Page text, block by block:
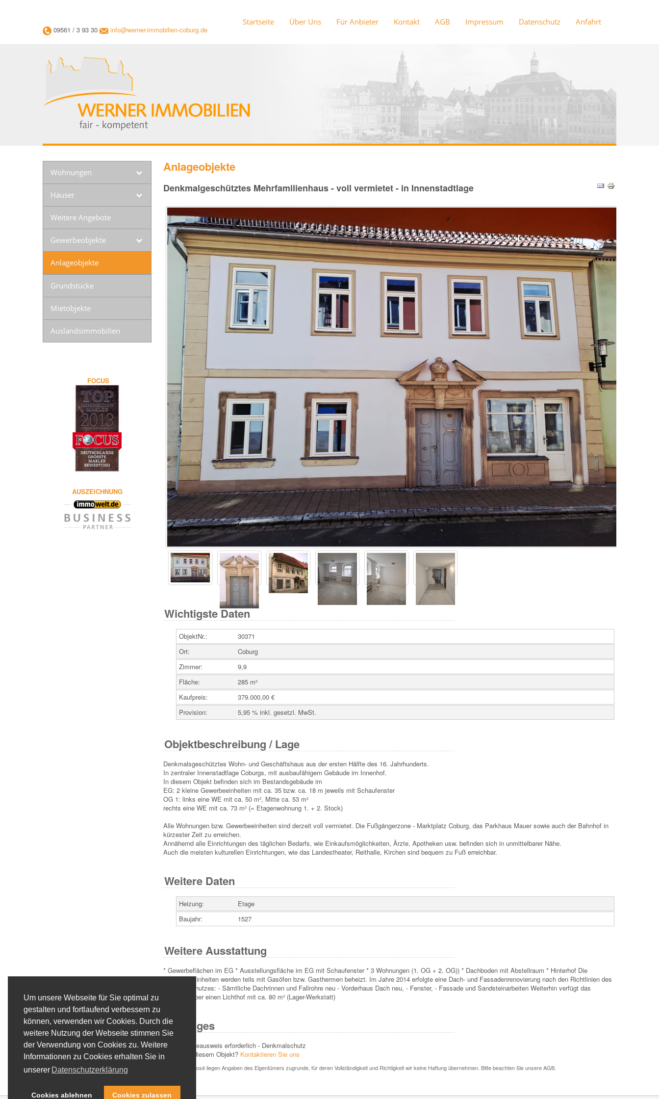
Um unsere Webseite für Sie optimal zu
gestalten und fortlaufend verbessern zu
können, verwenden wir Cookies. Durch die
weitere Nutzung der Webseite stimmen Sie
der Verwendung von Cookies zu. Weitere
Informationen zu Cookies erhalten Sie in
unserer Datenschutzerklärung
Cookies ablehnen Cookies zulassen
09561 / 3 93 30 info@werner-immobilien-coburg.de
Startseite Über Uns Für Anbieter Kontakt AGB Impressum Datenschutz Anfahrt
Wohnungen
Häuser
Weitere Angebote
Gewerbeobjekte
Anlageobjekte
Grundstücke
Mietobjekte
Auslandsimmobilien
FOCUS
AUSZEICHNUNG
Anlageobjekte
Denkmalgeschütztes Mehrfamilienhaus - voll vermietet - in Innenstadtlage
Wichtigste Daten
ObjektNr.:
30371
Ort:
Coburg
Zimmer:
9,9
Fläche:
285 m²
Kaufpreis:
379.000,00 €
Provision:
5,95 % inkl. gesetzl. MwSt.
Objektbeschreibung / Lage
Denkmalsgeschütztes Wohn- und Geschäftshaus aus der ersten Hälfte des 16. Jahrhunderts.
In zentraler Innenstadtlage Coburgs, mit ausbaufähigem Gebäude im Innenhof.
In diesem Objekt befinden sich im Bestandsgebäude im
EG: 2 kleine Gewerbeeinheiten mit ca. 35 bzw. ca. 18 m jeweils mit Schaufenster
OG 1: links eine WE mit ca. 50 m², Mitte ca. 53 m²
rechts eine WE mit ca. 73 m² (= Etagenwohnung 1. + 2. Stock)
Alle Wohnungen bzw. Gewerbeeinheiten sind derzeit voll vermietet. Die Fußgängerzone - Marktplatz Coburg, das Parkhaus Mauer sowie auch der Bahnhof in
kürzester Zeit zu erreichen.
Annähernd alle Einrichtungen des täglichen Bedarfs, wie Einkaufsmöglichkeiten, Ärzte, Apotheken usw. befinden sich in unmittelbarer Nähe.
Auch die meisten kulturellen Einrichtungen, wie das Landestheater, Reithalle, Kirchen sind bequem zu Fuß erreichbar.
Weitere Daten
Heizung:
Etage
Baujahr:
1527
Weitere Ausstattung
* Gewerbeflächen im EG * Ausstellungsfläche im EG mit Schaufenster * 3 Wohnungen (1. OG + 2. OG)) * Dachboden mit Abstellraum * Hinterhof Die
einzelnen Einheiten werden teils mit Gasöfen bzw. Gasthermen beheizt. Im Jahre 2014 erfolgte eine Dach- und Fassadenrenovierung nach den Richtlinien des
Denkmalschutzes: - Sämtliche Dachrinnen und Fallrohre neu - Vorderhaus Dach neu, - Fenster, - Fassade und Sandsteinarbeiten Weiterhin verfügt das
Anwesen über einen Lichthof mit ca. 80 m² (Lager-Werkstatt)
Sonstiges
Kein Energieausweis erforderlich - Denkmalschutz
Fragen zu diesem Objekt? Kontaktieren Sie uns
Unserem Exposé liegen Angaben des Eigentümers zugrunde, für deren Vollständigkeit und Richtigkeit wir keine Haftung übernehmen. Bitte beachten Sie unsere AGB.